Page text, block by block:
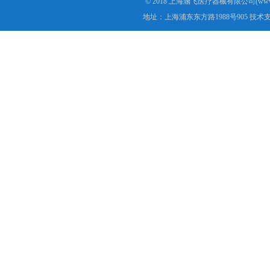
地址：上海浦东东方路1988号905 技术